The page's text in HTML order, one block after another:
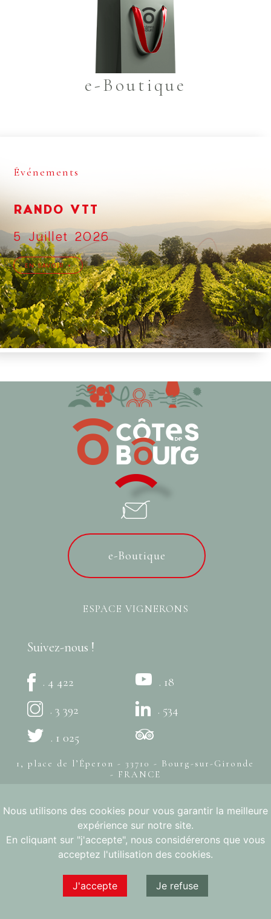
e-Boutique
Événements
RANDO VTT
5 Juillet 2026
EN SAVOIR +
e-Boutique
ESPACE VIGNERONS
Suivez-nous !
. 4 422
. 3 392
. 1 025
. 18
. 534
1, place de l’Éperon - 33710 - Bourg-sur-Gironde
- FRANCE
© Syndicat des Côtes de Bourg - Mentions légales
- Création
L'ABUS D'ALCOOL EST DANGEREUX POUR LA SANTÉ, À
CONSOMMER AVEC MODÉRATION
Nous utilisons des cookies pour vous garantir la meilleure
expérience sur notre site.
En cliquant sur "j'accepte", nous considérerons que vous
acceptez l'utilisation des cookies.
J'accepte Je refuse